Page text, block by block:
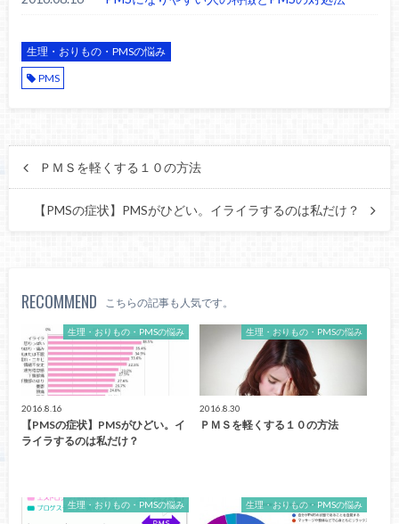
生理・おりもの・PMSの悩み
PMS
ＰＭＳを軽くする１０の方法
【PMSの症状】PMSがひどい。イライラするのは私だけ？
RECOMMEND こちらの記事も人気です。
生理・おりもの・PMSの悩み
2016.8.16
【PMSの症状】PMSがひどい。イ
ライラするのは私だけ？
生理・おりもの・PMSの悩み
2016.8.30
ＰＭＳを軽くする１０の方法
生理・おりもの・PMSの悩み 生理・おりもの・PMSの悩み